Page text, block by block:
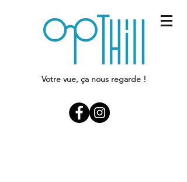
Votre vue, ça nous regarde !